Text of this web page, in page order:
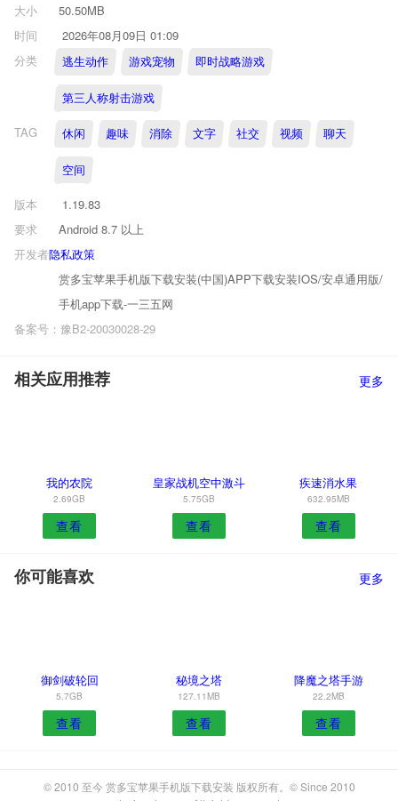
大小
50.50MB
时间
2026年08月09日 01:09
分类
逃生动作 游戏宠物 即时战略游戏
第三人称射击游戏
TAG 休闲 趣味 消除 文字 社交 视频 聊天
空间
版本
1.19.83
要求
Android 8.7 以上
隐私政策
开发者
赏多宝苹果手机版下载安装(中国)APP下载安装IOS/安卓通用版/
手机app下载-一三五网
备案号：豫B2-20030028-29
相关应用推荐 更多
我的农院
2.69GB
查看
皇家战机空中激斗
5.75GB
查看
疾速消水果
632.95MB
查看
你可能喜欢 更多
御剑破轮回
5.7GB
查看
秘境之塔
127.11MB
查看
降魔之塔手游
22.2MB
查看
© 2010 至今 赏多宝苹果手机版下载安装 版权所有。© Since 2010